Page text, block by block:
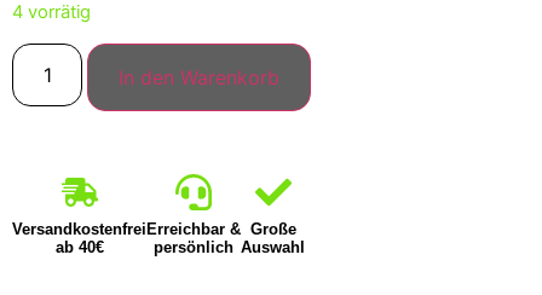
4 vorrätig
In den Warenkorb
Versandkostenfrei
ab 40€
Erreichbar &
persönlich
Große
Auswahl